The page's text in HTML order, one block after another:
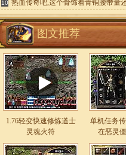
10 热血传奇吧,这个骨饰看青铜腰带量
图文推荐
1.76轻变快速修炼道士
灵魂火符
单机任务
在恶灵